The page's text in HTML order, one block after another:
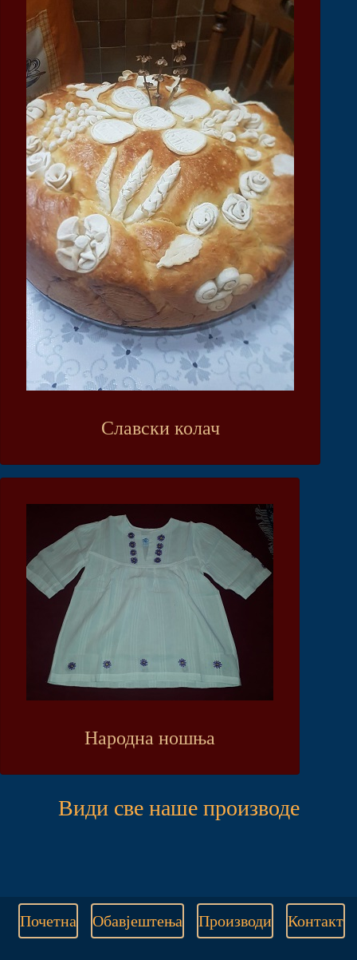
Славски колач
Народна ношња
Види све наше производе
Почетна Обавјештења Производи Контакт